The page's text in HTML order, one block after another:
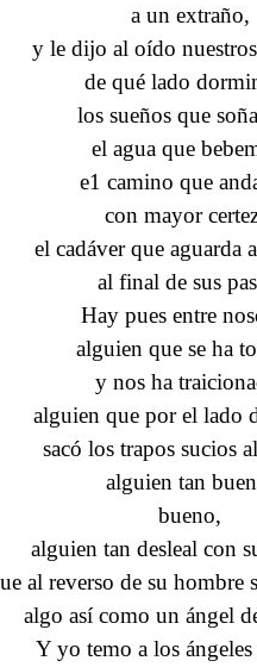
a un extraño,
y le dijo al oído
de qué lado
los sueños que
el agua que
e1 camino que
con mayor
el cadáver que aguarda
al final de sus
Hay pues entre
alguien que se ha
y nos ha
alguien que por el lado
sacó los trapos sucios
alguien tan
bueno,
alguien tan desleal con
al reverso de su hombre
algo así como un ángel
Y yo temo a los